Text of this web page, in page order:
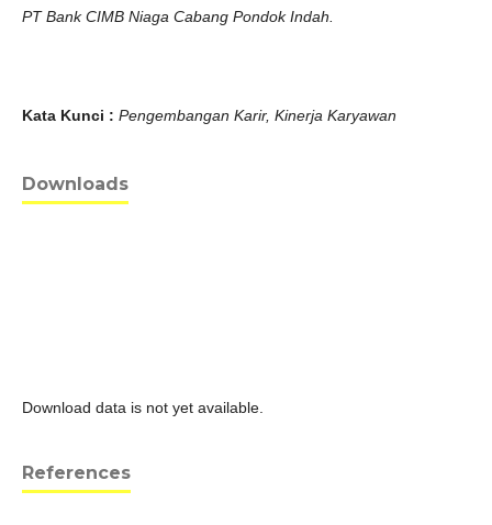
PT Bank CIMB Niaga Cabang Pondok Indah.
Kata Kunci : Pengembangan Karir, Kinerja Karyawan
Downloads
Download data is not yet available.
References